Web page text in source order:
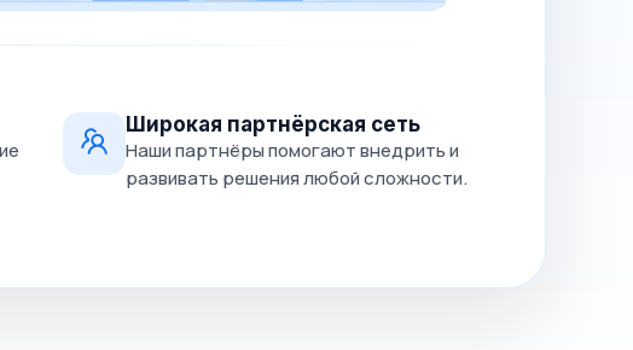
Широкая партнёрская сеть
Наши партнёры помогают внедрить и
развивать решения любой сложности.